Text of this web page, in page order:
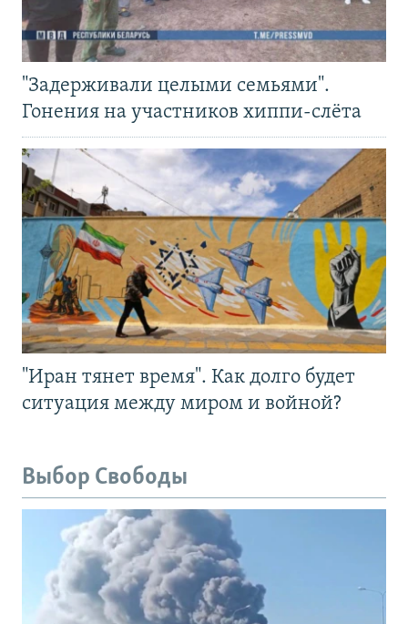
"Задерживали целыми семьями".
Гонения на участников хиппи-слёта
"Иран тянет время". Как долго будет
ситуация между миром и войной?
Выбор Свободы